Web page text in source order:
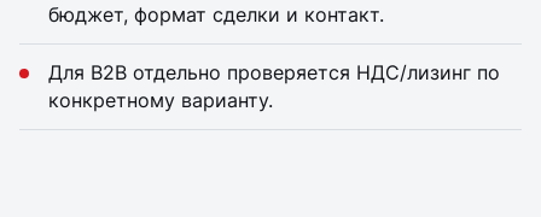
бюджет, формат сделки и контакт.
Для B2B отдельно проверяется НДС/лизинг по
конкретному варианту.